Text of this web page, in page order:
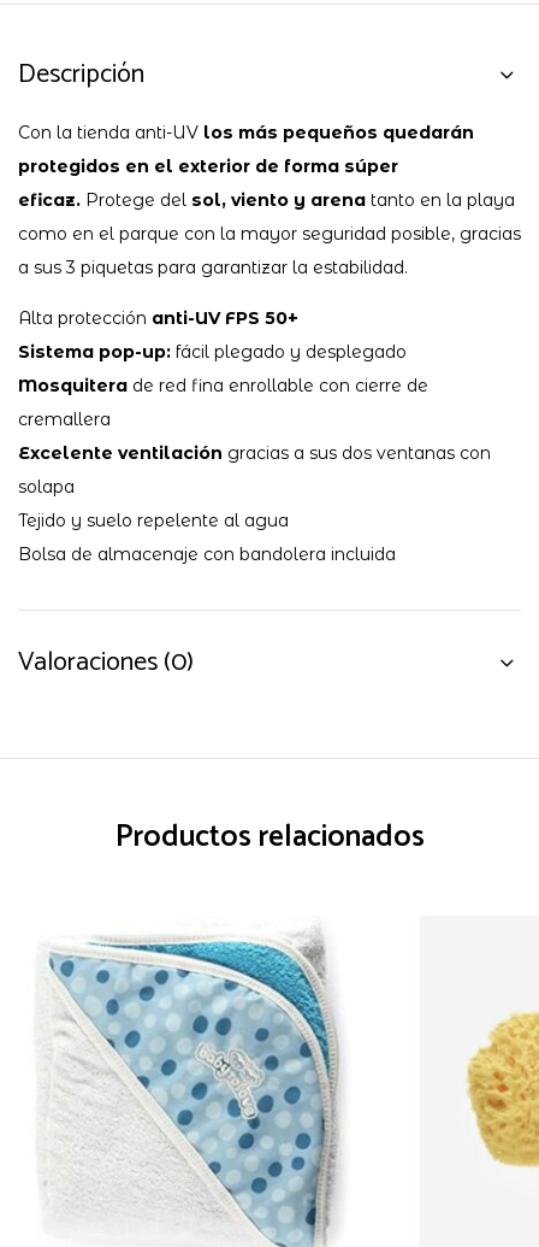
Descripción
Con la tienda anti-UV los más pequeños quedarán
protegidos en el exterior de forma súper
eficaz. Protege del sol, viento y arena tanto en la playa
como en el parque con la mayor seguridad posible, gracias
a sus 3 piquetas para garantizar la estabilidad.
Alta protección anti-UV FPS 50+
Sistema pop-up: fácil plegado y desplegado
Mosquitera de red fina enrollable con cierre de
cremallera
Excelente ventilación gracias a sus dos ventanas con
solapa
Tejido y suelo repelente al agua
Bolsa de almacenaje con bandolera incluida
Valoraciones (0)
Productos relacionados